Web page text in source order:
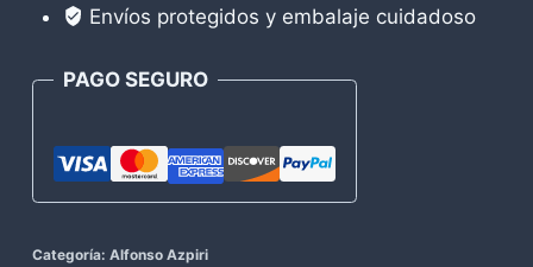
Alfonso
cantidad
Envíos protegidos y embalaje cuidadoso
PAGO SEGURO
Categoría: Alfonso Azpiri